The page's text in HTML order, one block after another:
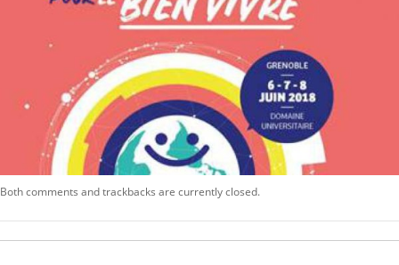
Both comments and trackbacks are currently closed.